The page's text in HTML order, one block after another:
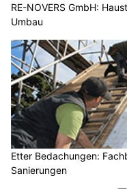
RE-NOVERS GmbH:
Umbau
Etter Bedachungen:
Sanierungen